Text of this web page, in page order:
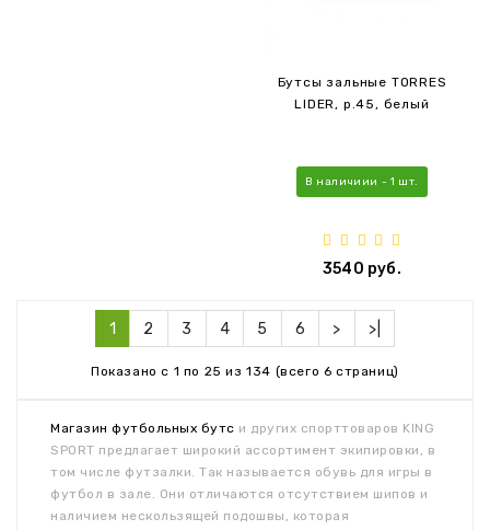
Бутсы зальные TORRES
LIDER, р.45, белый
В наличиии - 1 шт.
3540 руб.
1 2 3 4 5 6 > >|
Показано с 1 по 25 из 134 (всего 6 страниц)
Магазин футбольных бутс и других спорттоваров KING
SPORT предлагает широкий ассортимент экипировки, в
том числе футзалки. Так называется обувь для игры в
футбол в зале. Они отличаются отсутствием шипов и
наличием нескользящей подошвы, которая